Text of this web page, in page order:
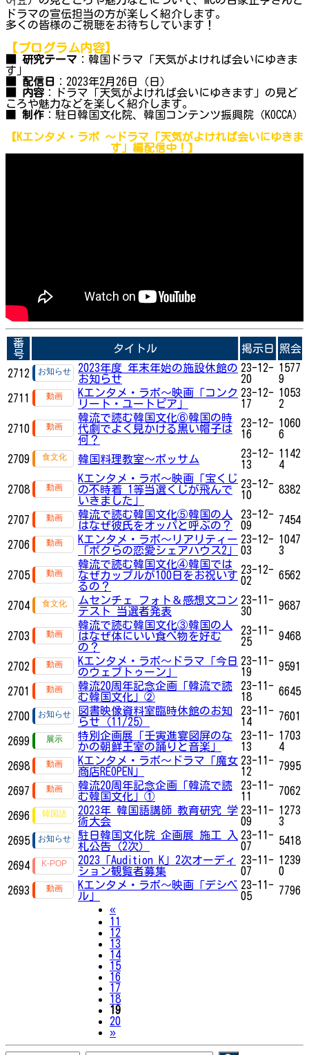
ドラマの宣伝担当の方が楽しく紹介します。
多くの皆様のご視聴をお待ちしています！
【プログラム内容】
■ 研究テーマ ：韓国ドラマ「天気がよければ会いにゆきま
す」
■ 配信日
：2023年2月26日（日）
■ 内容 ：ドラマ「天気がよければ会いにゆきます」の見ど
ころや魅力などを楽しく紹介します。
制作 ：駐日韓国文化院、韓国コンテンツ振興院（KOCCA）
【Kエンタメ・ラボ ～ドラマ「天気がよければ会いにゆきま
す」編配信中！】
番
号
タイトル 掲示日 照会
2712
2023年度 年末年始の施設休館の
お知らせ
23-12-
20
1577
9
2711
Kエンタメ・ラボ～映画「コンク
リート・ユートピア」
23-12-
17
1053
2
2710
韓流で読む韓国文化⑥韓国の時
代劇でよく見かける黒い帽子は
何？
23-12-
16
1060
6
2709 韓国料理教室～ポッサム
23-12-
13
1142
4
2708
Kエンタメ・ラボ～映画「宝くじ
の不時着 1等当選くじが飛んで
いきました」
23-12-
10
8382
2707
韓流で読む韓国文化⑤韓国の人
はなぜ彼氏をオッパと呼ぶの？
23-12-
09
7454
2706
Kエンタメ・ラボ～リアリティー
「ボクらの恋愛シェアハウス2」
23-12-
03
1047
3
2705
韓流で読む韓国文化④韓国では
なぜカップルが100日をお祝いす
るの？
23-12-
02
6562
2704
ムセンチェ フォト＆感想文コン
テスト 当選者発表
23-11-
30
9687
2703
韓流で読む韓国文化③韓国の人
はなぜ体にいい食べ物を好む
の？
23-11-
25
9468
2702
Kエンタメ・ラボ～ドラマ「今日
のウェブトゥーン」
23-11-
19
9591
2701
韓流20周年記念企画「韓流で読
む韓国文化」②
23-11-
18
6645
2700
図書映像資料室臨時休館のお知
らせ（11/25）
23-11-
14
7601
2699
特別企画展「壬寅進宴図屏のな
かの朝鮮王室の踊りと音楽」
23-11-
13
1703
4
2698
Kエンタメ・ラボ～ドラマ「魔女
商店REOPEN」
23-11-
12
7995
2697
韓流20周年記念企画「韓流で読
む韓国文化」①
23-11-
11
7062
2696
2023年 韓国語講師 教育研究 学
術大会
23-11-
09
1273
3
2695
駐日韓国文化院 企画展 施工 入
札公告（2次）
23-11-
07
5418
2694
2023「Audition K」2次オーディ
ション観覧者募集
23-11-
07
1239
0
2693
Kエンタメ・ラボ～映画「デシベ
ル」
23-11-
05
7796
«Previous
11
12
13
14
15
16
17
18
19
20
»Next